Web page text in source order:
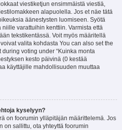
viestiketjun ensimmäistä viestiä,
alapuolella. Jos et näe tätä
äänestysten luomiseen. Syötä
varattuihin kenttiin. Varmista että
tekstikentässä. Voit myös määritellä
valita kohdasta You can also set the
voting under “Kuinka monta
kesto päivinä (0 kestää
käyttäjille mahdollisuuden muuttaa
kyselyyn?
on foorumin ylläpitäjän määrittelemä. Jos
on sallittu, ota yhteyttä foorumin